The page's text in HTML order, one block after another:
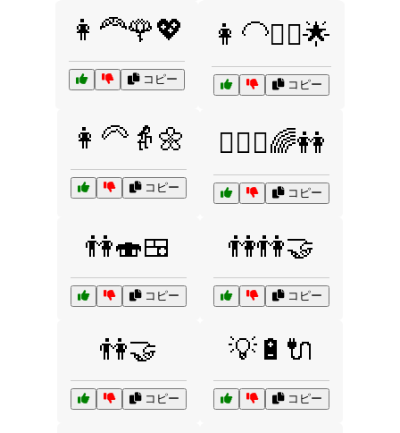
👩‍🦰🌹💖
コピー
👩‍🦲💇‍♀️🌟
コピー
👩‍🦳👵🌼
コピー
👩‍❤️‍👩🌈👭
コピー
👫🍣🍱
コピー
👫👫🤝
コピー
👫🤝
コピー
💡🔋🔌
コピー